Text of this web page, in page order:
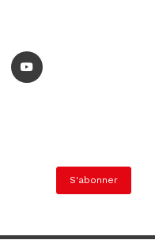
S'abonner